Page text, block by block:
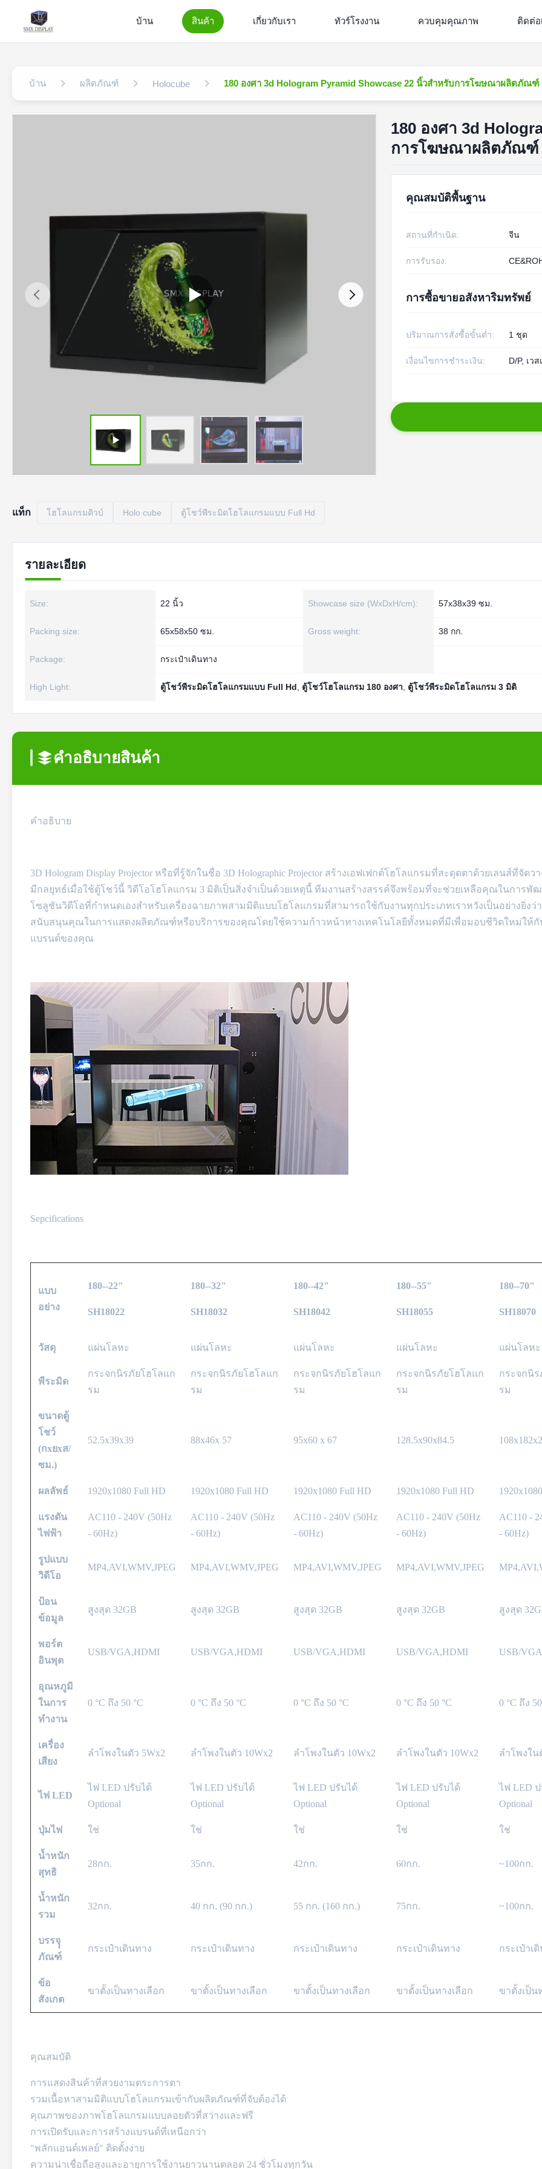
บ้าน สินค้า เกี่ยวกับเรา ทัวร์โรงงาน ควบคุมคุณภาพ ติดต่อ
บ้าน ผลิตภัณฑ์ Holocube 180 องศา 3d Hologram Pyramid Showcase 22 นิ้วสำหรับการโฆษณาผลิตภัณฑ์
180 องศา 3d
การโฆษณาผลิตภัณฑ์
คุณสมบัติพื้นฐาน
สถานที่กำเนิด: จีน
การรับรอง:
การซื้อขายอสังหาริมทรัพย์
ปริมาณการสั่งซื้อขั้นต่ำ: 1 ชุด
เงื่อนไขการชำระเงิน: D/P, เว
แท็ก โฮโลแกรมคิวบ์ Holo cube ตู้โชว์พีระมิดโฮโลแกรมแบบ Full Hd
รายละเอียด
Size: 22 นิ้ว Showcase size (WxDxH/cm): 57x38x39 ซม.
Packing size: 65x58x50 ซม. Gross weight: 38 กก.
Package: กระเป๋าเดินทาง
High Light: ตู้โชว์พีระมิดโฮโลแกรมแบบ Full Hd ตู้โชว์โฮโลแกรม 180 องศา ตู้โชว์พีระมิดโฮโลแกรม 3 มิติ
คําอธิบายสินค้า
คำอธิบาย
3D Hologram Display Projector หรือที่รู้จักในชื่อ 3D Holographic Projector สร้างเอฟเฟกต์โฮโลแกรมที่สะดุดตาด้วยเลนส์ที่จัดว
มีกลยุทธ์เมื่อใช้ตู้โชว์นี้ วิดีโอโฮโลแกรม 3 มิติเป็นสิ่งจำเป็นด้วยเหตุนี้ ทีมงานสร้างสรรค์จึงพร้อมที่จะช่วยเหลือคุณในการพั
โซลูชันวิดีโอที่กำหนดเองสำหรับเครื่องฉายภาพสามมิติแบบโฮโลแกรมที่สามารถใช้กับงานทุกประเภทเราหวังเป็นอย่างยิ่งว่
สนับสนุนคุณในการแสดงผลิตภัณฑ์หรือบริการของคุณโดยใช้ความก้าวหน้าทางเทคโนโลยีทั้งหมดที่มีเพื่อมอบชีวิตใหม่ให้กั
แบรนด์ของคุณ
Sepcifications
แบบ
อย่าง
180--22"
SH18022
180--32"
SH18032
180--42"
SH18042
180--55"
SH18055
180--70"
SH18070
วัสดุ แผ่นโลหะ แผ่นโลหะ แผ่นโลหะ แผ่นโลหะ แผ่นโลหะ
พีระมิด
กระจกนิรภัยโฮโลแก
รม
กระจกนิรภัยโฮโลแก
รม
กระจกนิรภัยโฮโลแก
รม
กระจกนิรภัยโฮโลแก
รม
กระจกนิ
รม
ขนาดตู้
โชว์
(กxยxส/
ซม.)
52.5x39x39 88x46x 57 95x60 x 67 128.5x90x84.5
ผลลัพธ์ 1920x1080 Full HD 1920x1080 Full HD 1920x1080 Full HD 1920x1080 Full HD
แรงดัน
ไฟฟ้า
AC110 - 240V (50Hz
- 60Hz)
AC110 - 240V (50Hz
- 60Hz)
AC110 - 240V (50Hz
- 60Hz)
AC110 - 240V (50Hz
- 60Hz)
AC110 -
- 60Hz)
รูปแบบ
วิดีโอ
MP4,AVI,WMV,JPEG MP4,AVI,WMV,JPEG MP4,AVI,WMV,JPEG MP4,AVI,WMV,JPEG
ป้อน
ข้อมูล
สูงสุด 32GB สูงสุด 32GB สูงสุด 32GB สูงสุด 32GB สูงสุด
พอร์ต
อินพุต
USB/VGA,HDMI USB/VGA,HDMI USB/VGA,HDMI USB/VGA,HDMI USB/
อุณหภูมิ
ในการ
ทำงาน
0 °C ถึง 50 °C 0 °C ถึง 50 °C 0 °C ถึง 50 °C 0 °C ถึง 50 °C 0 °C ถึง
เครื่อง
เสียง
ลำโพงในตัว 5Wx2 ลำโพงในตัว 10Wx2 ลำโพงในตัว 10Wx2 ลำโพงในตัว 10Wx2 ลำโพงใน
ไฟ LED
ไฟ LED ปรับได้
Optional
ไฟ LED ปรับได้
Optional
ไฟ LED ปรับได้
Optional
ไฟ LED ปรับได้
Optional
ไฟ LED
Optional
ปุ่มไฟ ใช่ ใช่ ใช่ ใช่ ใช่
น้ำหนัก
สุทธิ
28กก. 35กก. 42กก. 60กก. ~100กก.
น้ำหนัก
รวม
32กก. 40 กก. (90 กก.) 55 กก. (160 กก.) 75กก. ~100กก.
บรรจุุ
ภัณฑ์
กระเป๋าเดินทาง กระเป๋าเดินทาง กระเป๋าเดินทาง กระเป๋าเดินทาง กระเป๋าเ
ข้อ
สังเกต
ขาตั้งเป็นทางเลือก ขาตั้งเป็นทางเลือก ขาตั้งเป็นทางเลือก ขาตั้งเป็นทางเลือก ขาตั้งเป็น
คุณสมบัติ
การแสดงสินค้าที่สวยงามตระการตา
รวมเนื้อหาสามมิติแบบโฮโลแกรมเข้ากับผลิตภัณฑ์ที่จับต้องได้
คุณภาพของภาพโฮโลแกรมแบบลอยตัวที่สว่างและฟรี
การเปิดรับและการสร้างแบรนด์ที่เหนือกว่า
"พลักแอนด์เพลย์" ติดตั้งง่าย
ความน่าเชื่อถือสูงและอายุการใช้งานยาวนานตลอด 24 ชั่วโมงทุกวัน